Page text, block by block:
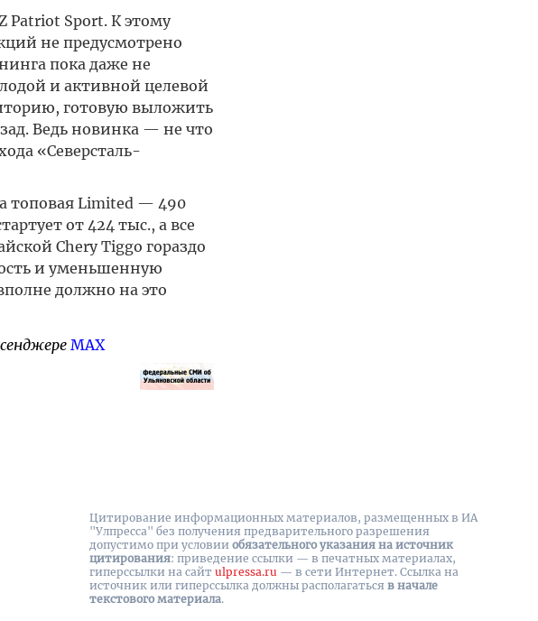
Patriot Sport. К этому
не предусмотрено
пока даже не
и активной целевой
готовую выложить
Ведь новинка — не что
«Северсталь-
топовая Limited — 490
от 424 тыс., а все
Chery Tiggo гораздо
и уменьшенную
должно на это
MAX
Цитирование информационных материалов, размещенных в ИА
"Улпресса" без получения предварительного разрешения
допустимо при условии обязательного указания на источник
цитирования: приведение ссылки — в печатных материалах,
гиперссылки на cайт ulpressa.ru — в сети Интернет. Ссылка на
источник или гиперссылка должны располагаться в начале
текстового материала.